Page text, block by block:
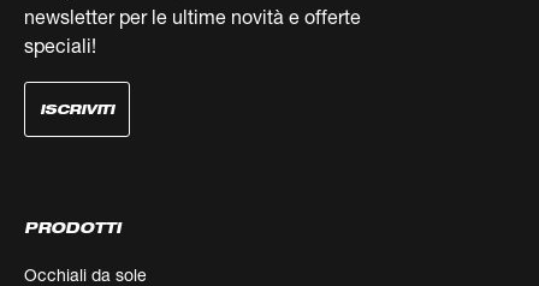
newsletter per le ultime novità e offerte
speciali!
ISCRIVITI
PRODOTTI
Occhiali da sole